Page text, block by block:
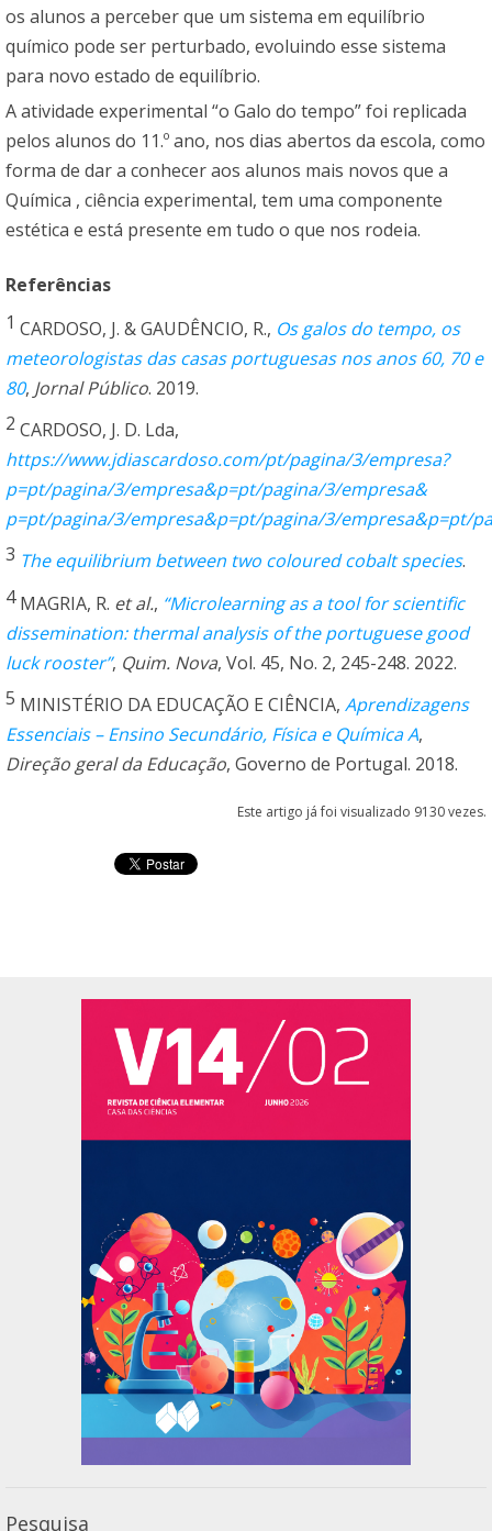
os alunos a perceber que um sistema em equilíbrio
químico pode ser perturbado, evoluindo esse sistema
para novo estado de equilíbrio.
A atividade experimental “o Galo do tempo” foi replicada
pelos alunos do 11.º ano, nos dias abertos da escola, como
forma de dar a conhecer aos alunos mais novos que a
Química , ciência experimental, tem uma componente
estética e está presente em tudo o que nos rodeia.
Referências
1 CARDOSO, J. & GAUDÊNCIO, R., Os galos do tempo, os
meteorologistas das casas portuguesas nos anos 60, 70 e
80, Jornal Público. 2019.
2 CARDOSO, J. D. Lda,
https://www.jdiascardoso.com/pt/pagina/3/empresa?
p=pt/pagina/3/empresa&p=pt/pagina/3/empresa&
p=pt/pagina/3/empresa&p=pt/pagina/3/empresa&p=pt/
3 The equilibrium between two coloured cobalt species.
4MAGRIA, R. et al., “Microlearning as a tool for scientific
dissemination: thermal analysis of the portuguese good
luck rooster”, Quim. Nova, Vol. 45, No. 2, 245-248. 2022.
5 MINISTÉRIO DA EDUCAÇÃO E CIÊNCIA, Aprendizagens
Essenciais – Ensino Secundário, Física e Química A,
Direção geral da Educação, Governo de Portugal. 2018.
Este artigo já foi visualizado 9130 vezes.
Pesquisa